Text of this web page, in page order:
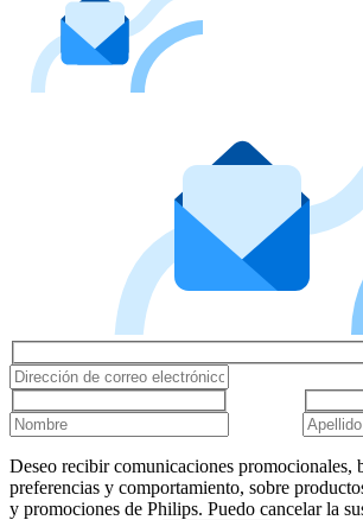
Deseo recibir comunicaciones promocionales,
preferencias y comportamiento, sobre
y promociones de Philips. Puedo cancelar la